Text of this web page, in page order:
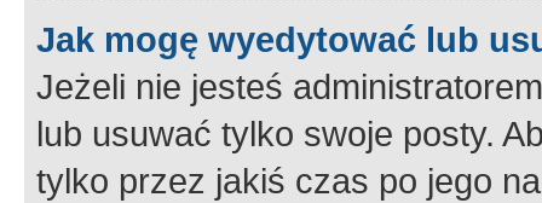
Jak mogę wyedytować lub
Jeżeli nie jesteś
lub usuwać tylko swoje posty.
tylko przez jakiś czas po jego